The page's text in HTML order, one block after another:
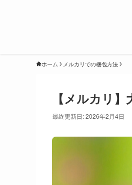
ホーム メルカリでの梱包方法
【メルカリ
最終更新日: 2026年2月4日